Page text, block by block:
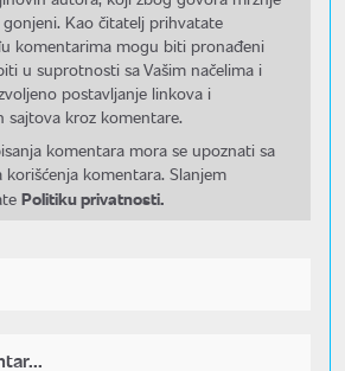
Kao čitatelj prihvatate
komentarima mogu biti pronađeni
u suprotnosti sa Vašim načelima i
postavljanje linkova i
sajtova kroz komentare.
komentara mora se upoznati sa
korišćenja komentara. Slanjem
Politiku privatnosti.